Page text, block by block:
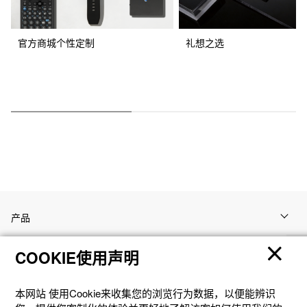
官方商城个性定制 礼想之选
产品
客户支持
资讯
COOKIE使用声明
本网站 使⽤Cookie来收集您的浏览⾏为数据，以便能辨识